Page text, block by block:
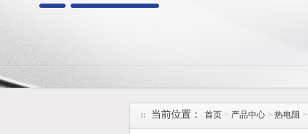
安徽久跃仪表有限公司
当前位置： 首页 > 产品中心 > 热电阻 >